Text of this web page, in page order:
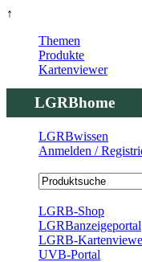
↑
LGRBhome
Themen
Produkte
Kartenviewer
LGRBwissen
Anmelden /
LGRB-Shop
LGRBanzeigeportal
LGRB-
UVB-Portal